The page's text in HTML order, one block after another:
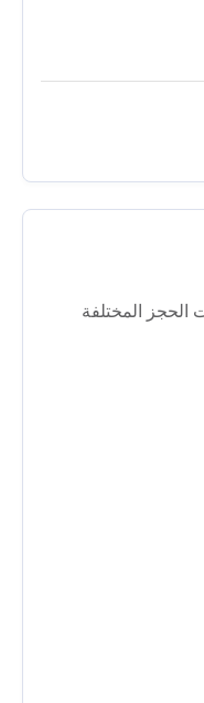
عبر منصات الحجز المختلفة